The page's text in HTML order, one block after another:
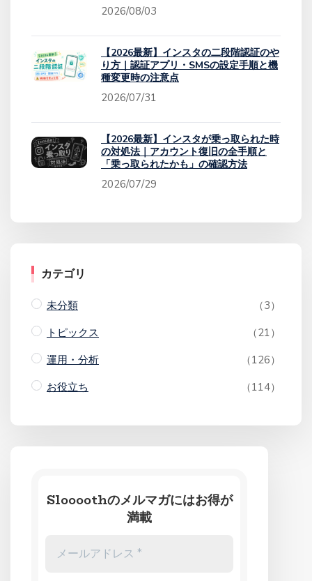
2026/08/03
【2026最新】インスタの二段階認証のや
り方｜認証アプリ・SMSの設定手順と機
種変更時の注意点
2026/07/31
【2026最新】インスタが乗っ取られた時
の対処法｜アカウント復旧の全手順と
「乗っ取られたかも」の確認方法
2026/07/29
カテゴリ
未分類
（3）
トピックス
（21）
運用・分析
（126）
お役立ち
（114）